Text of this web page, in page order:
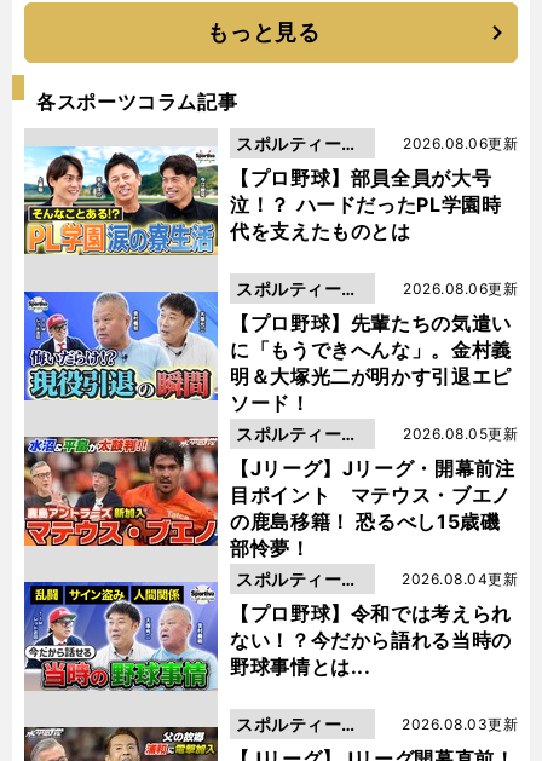
もっと見る
各スポーツコラム記事
【プロ野球】部員全員が大号
泣！？ ハードだったPL学園時
代を支えたものとは
2026.08.06更新
スポルティーバ
動画
【プロ野球】先輩たちの気遣い
に「もうできへんな」。金村義
明＆大塚光二が明かす引退エピ
ソード！
2026.08.06更新
スポルティーバ
動画
【Jリーグ】Jリーグ・開幕前注
目ポイント マテウス・ブエノ
の鹿島移籍！ 恐るべし15歳磯
部怜夢！
2026.08.05更新
スポルティーバ
動画
【プロ野球】令和では考えられ
ない！？今だから語れる当時の
野球事情とは...
2026.08.04更新
スポルティーバ
動画
2026.08.03更新
スポルティーバ
動画